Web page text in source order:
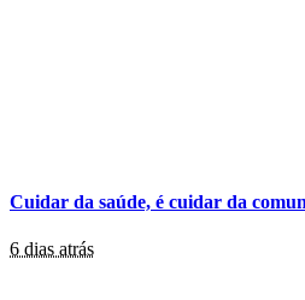
Cuidar da saúde, é cuidar da
6 dias atrás